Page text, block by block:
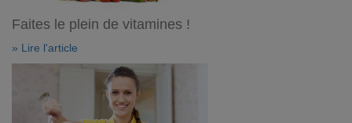
Faites le plein de vitamines !
» Lire l'article